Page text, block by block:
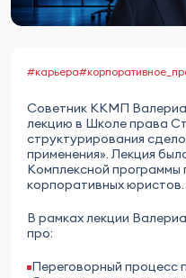
#карьера
Советник ККМП
лекцию в Школе права
структурирования
применения». Лекция
Комплексной
корпоративных юристов.
В рамках лекции
про:
Переговорный процесс